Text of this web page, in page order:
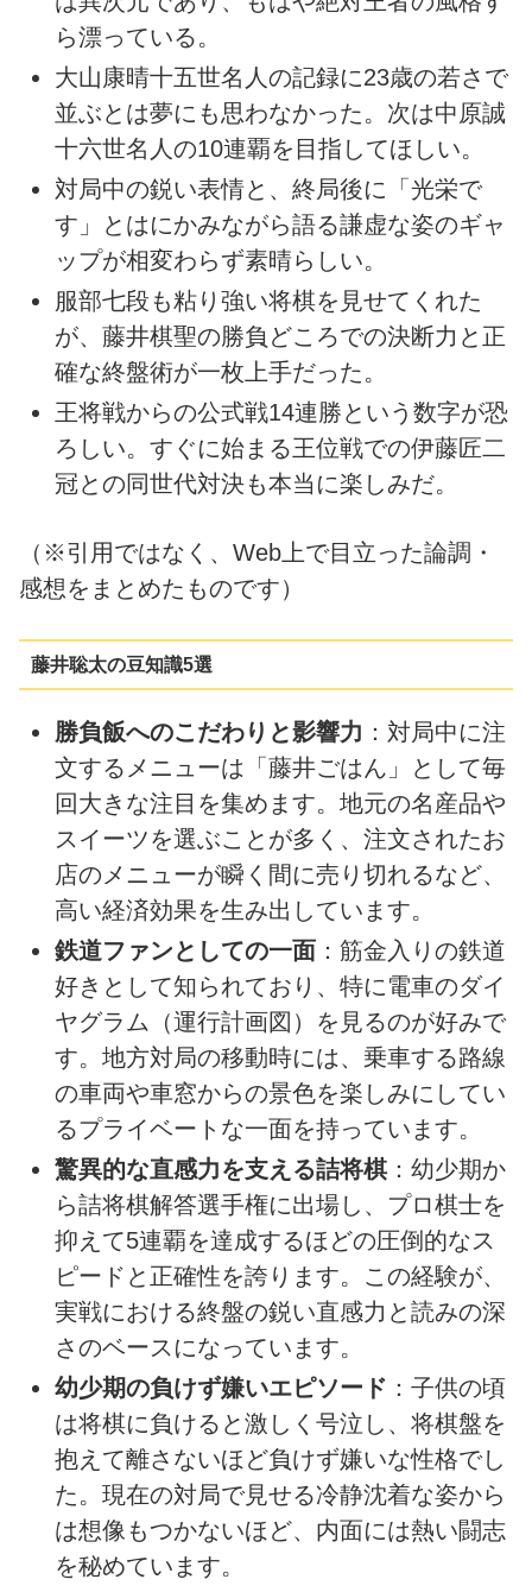
ら漂っている。
大山康晴十五世名人の記録に23歳の若さで
並ぶとは夢にも思わなかった。次は中原誠
十六世名人の10連覇を目指してほしい。
対局中の鋭い表情と、終局後に「光栄で
す」とはにかみながら語る謙虚な姿のギャ
ップが相変わらず素晴らしい。
服部七段も粘り強い将棋を見せてくれた
が、藤井棋聖の勝負どころでの決断力と正
確な終盤術が一枚上手だった。
王将戦からの公式戦14連勝という数字が恐
ろしい。すぐに始まる王位戦での伊藤匠二
冠との同世代対決も本当に楽しみだ。
（※引用ではなく、Web上で目立った論調・
感想をまとめたものです）
藤井聡太の豆知識5選
勝負飯へのこだわりと影響力 ：対局中に注
文するメニューは「藤井ごはん」として毎
回大きな注目を集めます。地元の名産品や
スイーツを選ぶことが多く、注文されたお
店のメニューが瞬く間に売り切れるなど、
高い経済効果を生み出しています。
鉄道ファンとしての一面 ：筋金入りの鉄道
好きとして知られており、特に電車のダイ
ヤグラム（運行計画図）を見るのが好みで
す。地方対局の移動時には、乗車する路線
の車両や車窓からの景色を楽しみにしてい
るプライベートな一面を持っています。
驚異的な直感力を支える詰将棋：幼少期か
ら詰将棋解答選手権に出場し、プロ棋士を
抑えて5連覇を達成するほどの圧倒的なス
ピードと正確性を誇ります。この経験が、
実戦における終盤の鋭い直感力と読みの深
さのベースになっています。
幼少期の負けず嫌いエピソード ：子供の頃
は将棋に負けると激しく号泣し、将棋盤を
抱えて離さないほど負けず嫌いな性格でし
た。現在の対局で見せる冷静沈着な姿から
は想像もつかないほど、内面には熱い闘志
を秘めています。